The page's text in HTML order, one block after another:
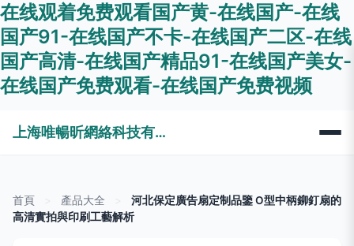
在线观着免费观看国产黄-在线国产-在线
国产91-在线国产不卡-在线国产二区-在线
国产高清-在线国产精品91-在线国产美女-
在线国产免费观看-在线国产免费视频
上海唯暢昕網絡科技有限公司
首頁 產品大全
河北保定廣告扇定制品鑒 O型中柄鉚釘扇的
高清實拍與印刷工藝解析